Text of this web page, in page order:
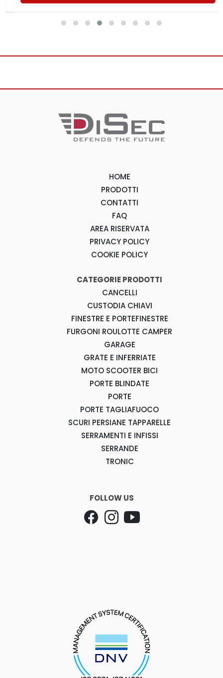
HOME
PRODOTTI
CONTATTI
FAQ
AREA RISERVATA
PRIVACY POLICY
COOKIE POLICY
CATEGORIE PRODOTTI
CANCELLI
CUSTODIA CHIAVI
FINESTRE E PORTEFINESTRE
FURGONI ROULOTTE CAMPER
GARAGE
GRATE E INFERRIATE
MOTO SCOOTER BICI
PORTE BLINDATE
PORTE
PORTE TAGLIAFUOCO
SCURI PERSIANE TAPPARELLE
SERRAMENTI E INFISSI
SERRANDE
TRONIC
FOLLOW US